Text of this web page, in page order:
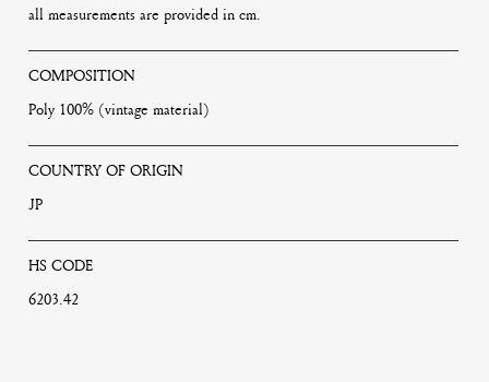
all measurements are provided in cm.
COMPOSITION
Poly 100% (vintage material)
COUNTRY OF ORIGIN
JP
HS CODE
6203.42